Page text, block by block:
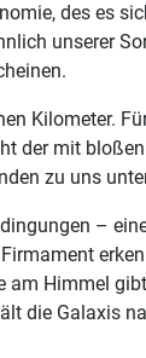
des es
unserer
Kilometer.
der mit
zu uns
–
am Himmel
die Galaxis